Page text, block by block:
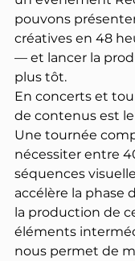
pouvons
créatives en 48
— et lancer la
plus tôt.
En concerts et
de contenus est
Une tournée
nécessiter entre
séquences
accélère la phase
la production de
éléments
nous permet de